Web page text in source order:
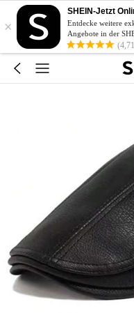
×
SHEIN-Jetzt
Entdecke weitere
Angebote in der